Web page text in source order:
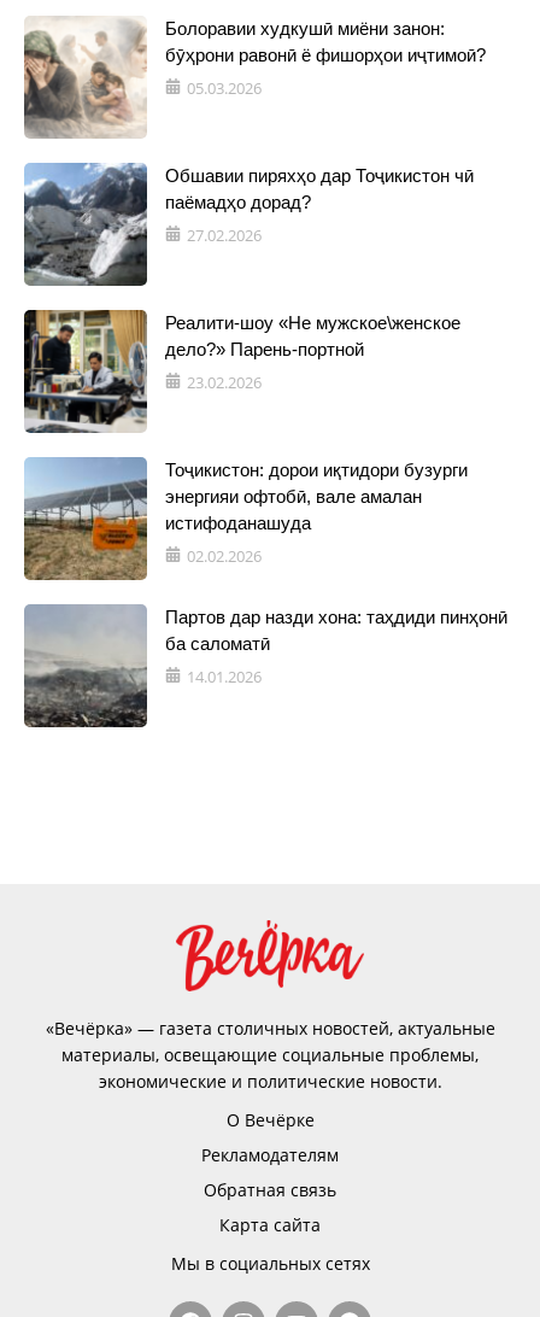
Болоравии худкушӣ миёни занон:
бӯҳрони равонӣ ё фишорҳои иҷтимоӣ?
05.03.2026
Обшавии пиряхҳо дар Тоҷикистон чӣ
паёмадҳо дорад?
27.02.2026
Реалити-шоу «Не мужское\женское
дело?» Парень-портной
23.02.2026
Тоҷикистон: дорои иқтидори бузурги
энергияи офтобӣ, вале амалан
истифоданашуда
02.02.2026
Партов дар назди хона: таҳдиди пинҳонӣ
ба саломатӣ
14.01.2026
«Вечёрка» — газета столичных новостей, актуальные
материалы, освещающие социальные проблемы,
экономические и политические новости.
О Вечёрке
Рекламодателям
Обратная связь
Карта сайта
Мы в социальных сетях